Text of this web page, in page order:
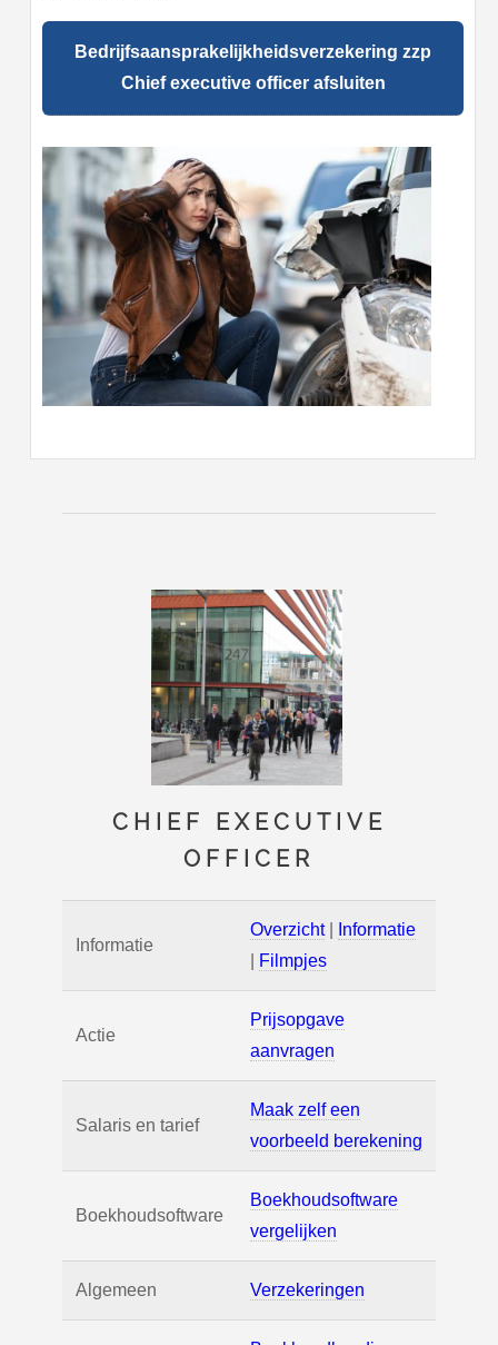
Bedrijfsaansprakelijkheidsverzekering zzp
Chief executive officer afsluiten
CHIEF EXECUTIVE
OFFICER
Informatie
Overzicht|
Informatie
Filmpjes
Actie
Prijsopgave
aanvragen
Salaris en tarief
Maak zelf een
voorbeeld berekening
Boekhoudsoftware
Boekhoudsoftware
vergelijken
Algemeen Verzekeringen